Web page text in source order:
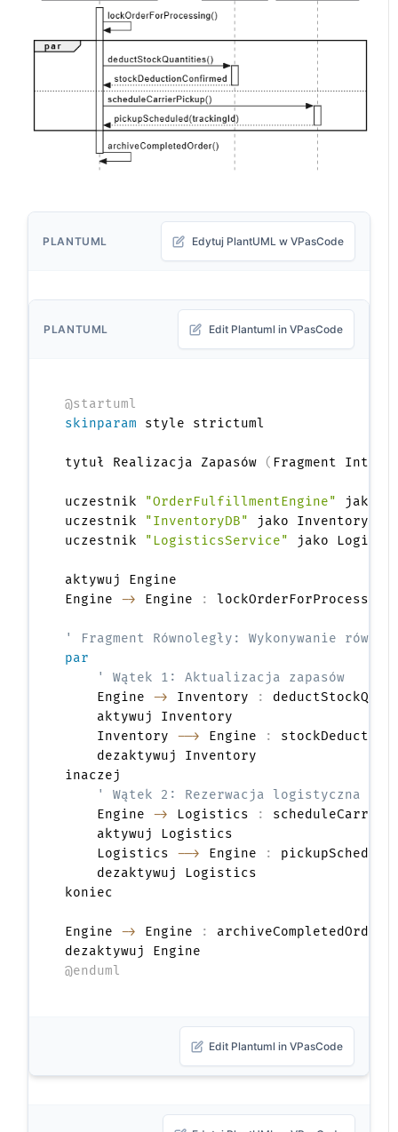
PLANTUML Edytuj PlantUML w VPasCode
PLANTUML Edit Plantuml in VPasCode
@startuml
skinparam style strictuml
tytuł Realizacja Zapasów ( Fragment
uczestnik "OrderFulfillmentEngine"
jako
uczestnik
"InventoryDB"
jako Inventory
uczestnik
"LogisticsService" jako
aktywuj Engine
Engine -> Engine : lockOrderForProcessing
' Fragment Równoległy: Wykonywanie
par
' Wątek 1: Aktualizacja zapasów
    Engine
-> Inventory :
    aktywuj Inventory
    Inventory
--> Engine :
    dezaktywuj Inventory
inaczej
' Wątek 2: Rezerwacja logistyczna
    Engine
-> Logistics :
    aktywuj Logistics
    Logistics
--> Engine :
    dezaktywuj Logistics
koniec
Engine -> Engine : archiveCompletedOrder
@enduml
Edit Plantuml in VPasCode